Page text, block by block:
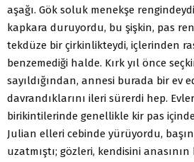
aşağı. Gök soluk menekşe
kapkara duruyordu, bu şişkin, pas
tekdüze bir çirkinlikteydi, içlerinden
benzemediği halde. Kırk yıl önce
sayıldığından, annesi burada bir ev
davrandıklarını ileri sürerdi hep.
birikintilerinde genellikle kir pas
Julian elleri cebinde yürüyordu,
uzatmıştı; gözleri, kendisini